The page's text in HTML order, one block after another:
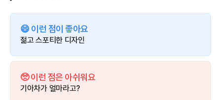
😄 이런 점이 좋아요
젊고 스포티한 디자인
🥺 이런 점은 아쉬워요
기아차가 얼마라고?